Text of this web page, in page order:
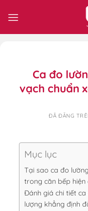
đến
Ca đo
vạch chuẩn
ĐÃ ĐĂNG
Mục lục
Tại sao ca đo
trong căn bếp hiện
Đánh giá chi tiết ca
lượng khẳng định